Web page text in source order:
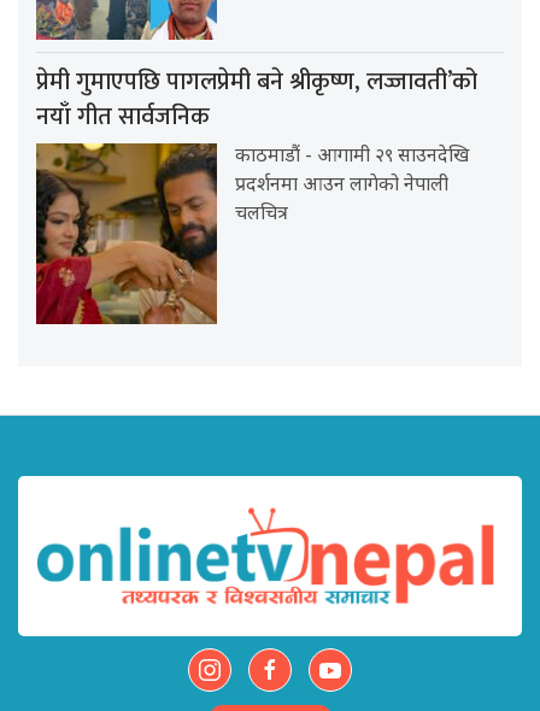
प्रेमी गुमाएपछि पागलप्रेमी बने श्रीकृष्ण, लज्जावती’को
नयाँ गीत सार्वजनिक
काठमाडौं - आगामी २९ साउनदेखि
प्रदर्शनमा आउन लागेको नेपाली
चलचित्र